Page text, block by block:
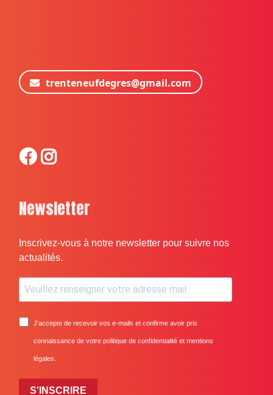
trenteneufdegres@gmail.com
Newsletter
Inscrivez-vous à notre newsletter pour suivre nos
actualités.
J'accepte de recevoir vos e-mails et confirme avoir pris
connaissance de votre politique de confidentialité et mentions
légales.
S'INSCRIRE